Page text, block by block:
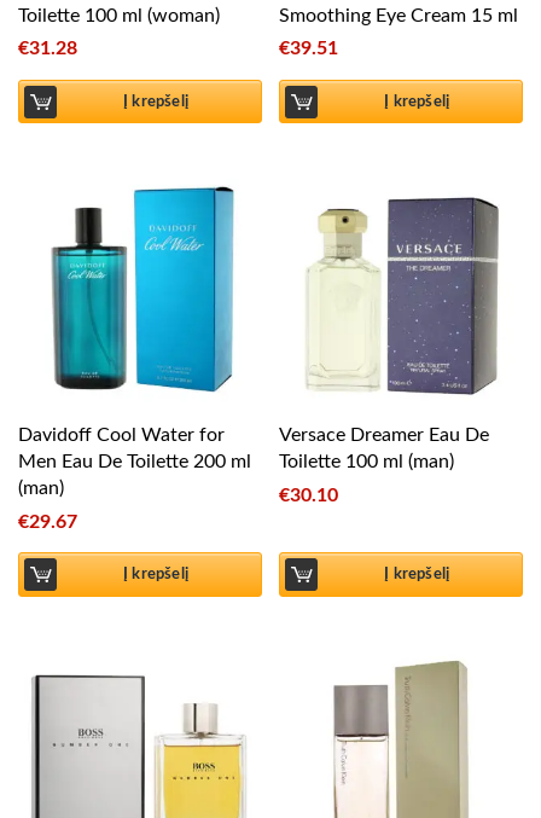
Toilette 100 ml (woman)
€31.28
Į krepšelį
Smoothing Eye Cream 15 ml
€39.51
Į krepšelį
Davidoff Cool Water for
Men Eau De Toilette 200 ml
(man)
€29.67
Į krepšelį
Versace Dreamer Eau De
Toilette 100 ml (man)
€30.10
Į krepšelį